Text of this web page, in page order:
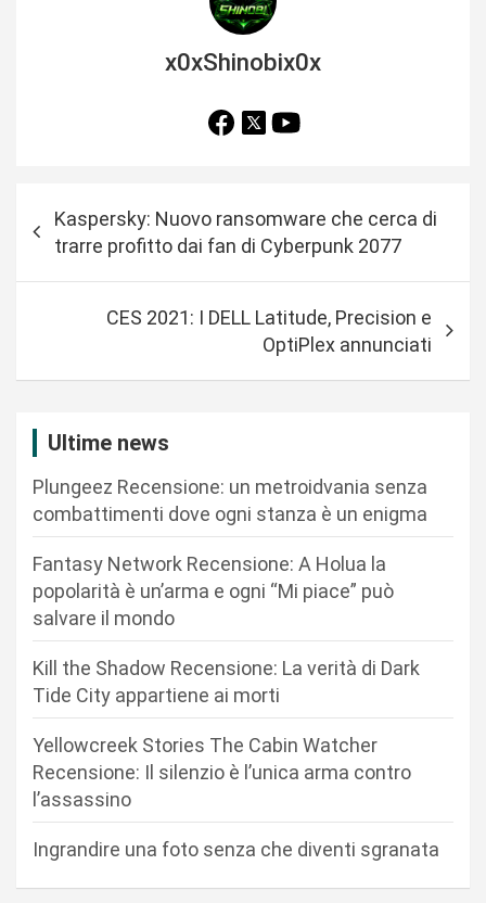
x0xShinobix0x
a
Kaspersky: Nuovo ransomware che cerca di
trarre profitto dai fan di Cyberpunk 2077
CES 2021: I DELL Latitude, Precision e
OptiPlex annunciati
Ultime news
Plungeez Recensione: un metroidvania senza
combattimenti dove ogni stanza è un enigma
Fantasy Network Recensione: A Holua la
popolarità è un’arma e ogni “Mi piace” può
salvare il mondo
Kill the Shadow Recensione: La verità di Dark
Tide City appartiene ai morti
Yellowcreek Stories The Cabin Watcher
Recensione: Il silenzio è l’unica arma contro
l’assassino
Ingrandire una foto senza che diventi sgranata